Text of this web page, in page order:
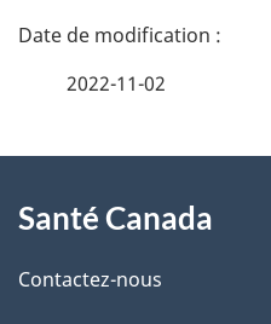
D
i
l
2022-11-02
propos
de
Santé Canada
Contactez-nous